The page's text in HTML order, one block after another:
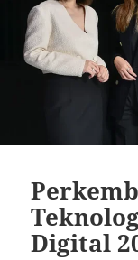
Digital